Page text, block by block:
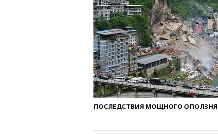
ПОСЛЕДСТВИЯ МОЩНОГО ОПОЛЗНЯ